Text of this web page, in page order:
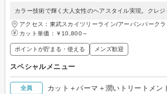
カラー技術で輝く大人女性のヘアスタイル実現。クレジ
アクセス：東武スカイツリーライン/アーバンパーク
カット単価： ￥10,800～
ポイントが貯まる・使える メンズ歓迎
スペシャルメニュー
全員 カット＋パーマ＋潤いトリートメン